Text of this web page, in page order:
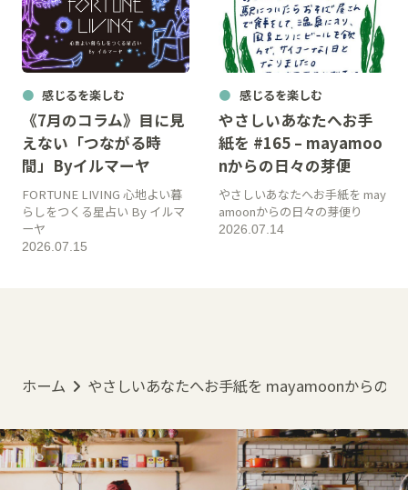
感じるを楽しむ
《7月のコラム》目に見
えない「つながる時
間」Byイルマーヤ
2026.07.15
FORTUNE LIVING 心地よい暮
らしをつくる星占い By イルマ
ーヤ
感じるを楽しむ
やさしいあなたへお手
紙を #165 – mayamoo
nからの日々の芽便
2026.07.14
やさしいあなたへお手紙を may
amoonからの日々の芽便り
ホーム やさしいあなたへお手紙を mayamoonからの日